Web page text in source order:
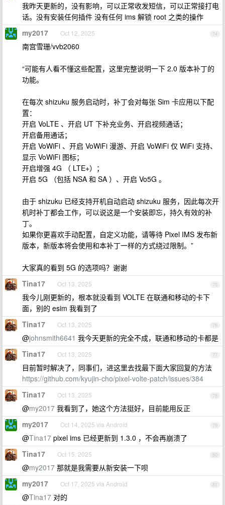
我昨天更新的，没有影响，可以正常收发短信，可以正常接打电
话。没有安装任何插件 没有任何 ims 解锁 root 之类的操作
74
my2017 Oct 12, 2025
南宫雪珊/vvb2060
“可能有人看不懂这些配置，这里完整说明一下 2.0 版本补丁的
功能。
在每次 shizuku 服务启动时，补丁会对每张 Sim 卡应用以下配
置：
开启 VoLTE 、开启 UT 下补充业务、开启视频通话；
开启备用通话；
开启 VoWiFi 、开启 VoWiFi 漫游、开启 VoWiFi 仅 WiFi 支持、
显示 VoWiFi 图标；
开启增强 4G （ LTE+）；
开启 5G （包括 NSA 和 SA ）、开启 Vo5G 。
由于 shizuku 已经支持开机自动启动 shizuku 服务，因此每次开
机时补丁都会工作，可以说这是一个安装即忘，持久有效的补
丁。
如果你更喜欢手动配置，自定义功能，请等待 Pixel IMS 发布新
版本，新版本将会使用和本补丁一样的方式绕过限制。”
大家真的看到 5G 的选项吗？谢谢
75
Tina17 Oct 13, 2025
我今儿刚更新的，根本就没看到 VOLTE 在联通和移动的卡下
面，别的 esim 我看到了
76
Tina17 Oct 13, 2025
@johnsmith6641 我今天更新的完全不成，联通和移动的卡都是
77
Tina17 Oct 13, 2025
目前暂时解决了，同事们，进这里去找最下面大家回复的方法
https://github.com/kyujin-cho/pixel-volte-patch/issues/384
78
Tina17 Oct 13, 2025
@my2017 我看到了，她这个方法挺好，目前能用反正
79
my2017 Oct 14, 2025 via Android
@Tina17 pixel ims 已经更新到 1.3.0 ，不会再崩溃了
80
Tina17 Oct 15, 2025
@my2017 那就是我需要从新安装一下呗
81
my2017 Oct 17, 2025 via Android
@Tina17 对的